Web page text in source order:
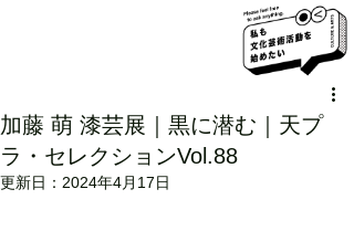
加藤 萌 漆芸展｜黒に潜む｜天プ
ラ・セレクションVol.88
更新日： 2024年4月17日